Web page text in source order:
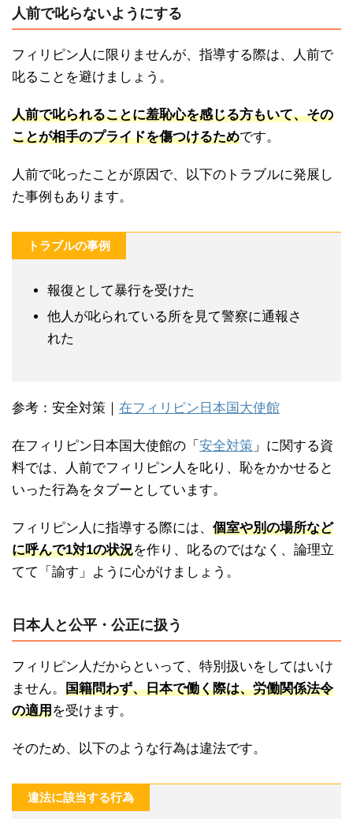
人前で叱らないようにする
フィリピン人に限りませんが、指導する際は、人前で
叱ることを避けましょう。
人前で叱られることに羞恥心を感じる方もいて、その
ことが相手のプライドを傷つけるためです。
人前で叱ったことが原因で、以下のトラブルに発展し
た事例もあります。
トラブルの事例
報復として暴行を受けた
他人が叱られている所を見て警察に通報さ
れた
参考：安全対策｜ 在フィリピン日本国大使館
在フィリピン日本国大使館の「 安全対策 」に関する資
料では、人前でフィリピン人を叱り、恥をかかせると
いった行為をタブーとしています。
フィリピン人に指導する際には、 個室や別の場所など
に呼んで1対1の状況を作り、叱るのではなく、論理立
てて「諭す」ように心がけましょう。
日本人と公平・公正に扱う
フィリピン人だからといって、特別扱いをしてはいけ
ません。 国籍問わず、日本で働く際は、労働関係法令
の適用を受けます。
そのため、以下のような行為は違法です。
違法に該当する行為